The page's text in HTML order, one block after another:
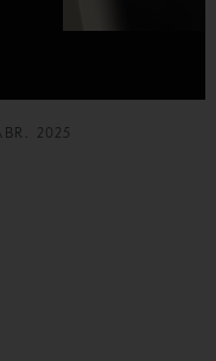
2025